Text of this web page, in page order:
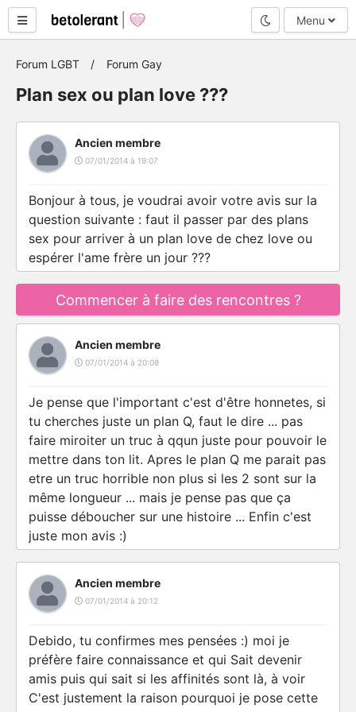
Mode nuit
Menu
Forum LGBT Forum Gay
Plan sex ou plan love ???
Ancien membre
07/01/2014 à 19:07
Bonjour à tous, je voudrai avoir votre avis sur la
question suivante : faut il passer par des plans
sex pour arriver à un plan love de chez love ou
espérer l'ame frère un jour ???
Commencer à faire des rencontres ?
Ancien membre
07/01/2014 à 20:09
Je pense que l'important c'est d'être honnetes, si
tu cherches juste un plan Q, faut le dire ... pas
faire miroiter un truc à qqun juste pour pouvoir le
mettre dans ton lit. Apres le plan Q me parait pas
etre un truc horrible non plus si les 2 sont sur la
même longueur ... mais je pense pas que ça
puisse déboucher sur une histoire ... Enfin c'est
juste mon avis :)
Ancien membre
07/01/2014 à 20:12
Debido, tu confirmes mes pensées :) moi je
préfère faire connaissance et qui Sait devenir
amis puis qui sait si les affinités sont là, à voir
C'est justement la raison pourquoi je pose cette